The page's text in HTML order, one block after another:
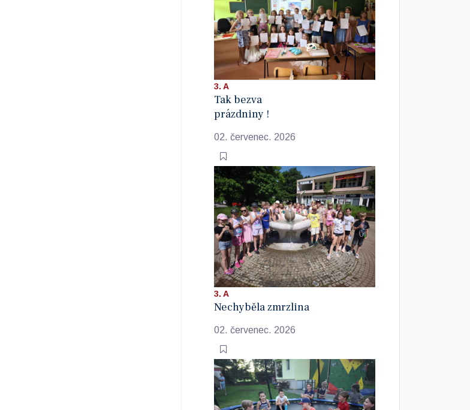
3. A
Tak bezva
prázdniny !
02. červenec. 2026
3. A
Nechyběla zmrzlina
02. červenec. 2026